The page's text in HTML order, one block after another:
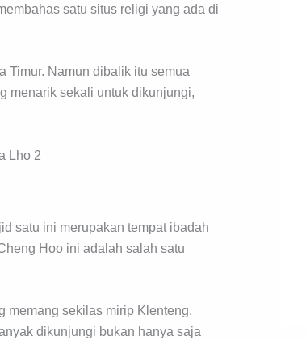
satu situs religi yang ada di
Timur. Namun dibalik itu semua
menarik sekali untuk dikunjungi,
satu ini merupakan tempat ibadah
Hoo ini adalah salah satu
memang sekilas mirip Klenteng.
dikunjungi bukan hanya saja